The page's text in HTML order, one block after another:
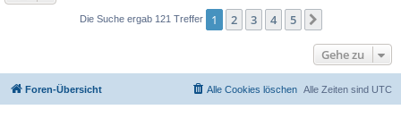
Die Suche ergab 121 Treffer 1 2 3 4 5
Gehe zu
Foren-Übersicht Alle Zeiten sind UTC
Alle Cookies löschen